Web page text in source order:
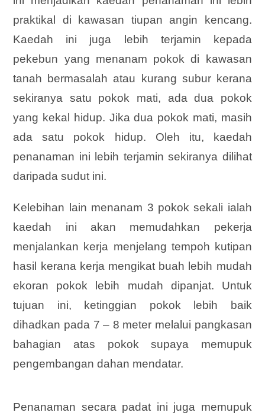
praktikal di kawasan tiupan angin kencang.
Kaedah ini juga lebih terjamin kepada
pekebun yang menanam pokok di kawasan
tanah bermasalah atau kurang subur kerana
sekiranya satu pokok mati, ada dua pokok
yang kekal hidup. Jika dua pokok mati, masih
ada satu pokok hidup. Oleh itu, kaedah
penanaman ini lebih terjamin sekiranya dilihat
daripada sudut ini.
Kelebihan lain menanam 3 pokok sekali ialah
kaedah ini akan memudahkan pekerja
menjalankan kerja menjelang tempoh kutipan
hasil kerana kerja mengikat buah lebih mudah
ekoran pokok lebih mudah dipanjat. Untuk
tujuan ini, ketinggian pokok lebih baik
dihadkan pada 7 – 8 meter melalui pangkasan
bahagian atas pokok supaya memupuk
pengembangan dahan mendatar.
Penanaman secara padat ini juga memupuk